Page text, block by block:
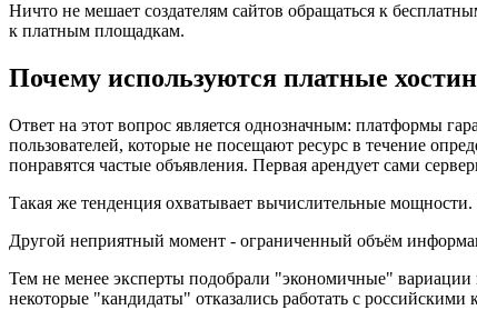
Ничто не мешает создателям сайтов обращаться к
к платным площадкам.
Почему используются платные
Ответ на этот вопрос является однозначным: платформы
пользователей, которые не посещают ресурс в течение
понравятся частые объявления. Первая арендует сами
Такая же тенденция охватывает вычислительные
Другой неприятный момент - ограниченный объём
Тем не менее эксперты подобрали "экономичные"
некоторые "кандидаты" отказались работать с